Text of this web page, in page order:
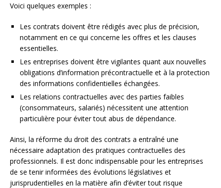
Voici quelques exemples :
Les contrats doivent être rédigés avec plus de précision,
notamment en ce qui concerne les offres et les clauses
essentielles.
Les entreprises doivent être vigilantes quant aux nouvelles
obligations d’information précontractuelle et à la protection
des informations confidentielles échangées.
Les relations contractuelles avec des parties faibles
(consommateurs, salariés) nécessitent une attention
particulière pour éviter tout abus de dépendance.
Ainsi, la réforme du droit des contrats a entraîné une
nécessaire adaptation des pratiques contractuelles des
professionnels. Il est donc indispensable pour les entreprises
de se tenir informées des évolutions législatives et
jurisprudentielles en la matière afin d’éviter tout risque